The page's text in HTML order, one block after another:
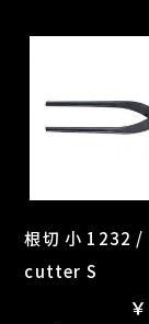
根切 小 1232
cutter S